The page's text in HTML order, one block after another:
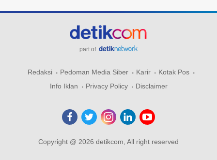
part of
Redaksi Pedoman Media Siber Karir
Kotak Pos
Info Iklan
Privacy Policy Disclaimer
Copyright @ 2026 detikcom, All right reserved